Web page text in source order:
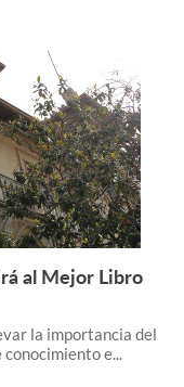
Leer más +
al Mejor Libro
la importancia del
e...